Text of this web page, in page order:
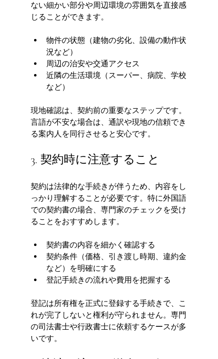
ない細かい部分や周辺環境の雰囲気を直接感
じることができます。
物件の状態（建物の劣化、設備の動作状
況など）
周辺の治安や交通アクセス
近隣の生活環境（スーパー、病院、学校
など）
現地確認は、契約前の重要なステップです。
言語が不安な場合は、通訳や現地の信頼でき
る案内人を同行させると安心です。
3. 契約時に注意すること
契約は法律的な手続きが伴うため、内容をし
っかり理解することが必要です。特に外国語
での契約書の場合、専門家のチェックを受け
ることをおすすめします。
契約書の内容を細かく確認する
契約条件（価格、引き渡し時期、違約金
など）を明確にする
登記手続きの流れや費用を把握する
登記は所有権を正式に登録する手続きで、こ
れが完了しないと権利が守られません。専門
の司法書士や行政書士に依頼するケースが多
いです。